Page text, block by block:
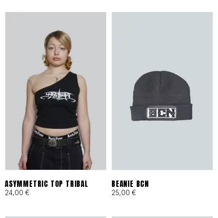
ESPECIFICACIONES DE
IDENTIDAD
Tejidos Heavyweight:
Materiales técnicos y
naturales seleccionados por
su resistencia al desgaste
urbano.
Producción Local:Diseñado
ASYMMETRIC TOP TRIBAL
24,00 €
BEANIE BCN
25,00 €